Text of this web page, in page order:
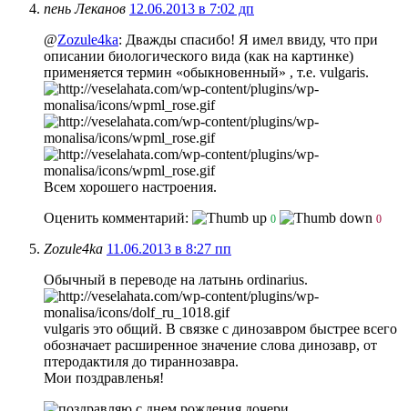
пень Леканов 12.06.2013 в 7:02 дп
@Zozule4ka: Дважды спасибо! Я имел ввиду, что при
описании биологического вида (как на картинке)
применяется термин «обыкновенный» , т.е. vulgaris.
Всем хорошего настроения.
Оценить комментарий:
0 0
Zozule4ka 11.06.2013 в 8:27 пп
Обычный в переводе на латынь оrdinarius.
vulgaris это общий. В связке с динозавром быстрее всего
обозначает расширенное значение слова динозавр, от
птеродактиля до тираннозавра.
Мои поздравленья!